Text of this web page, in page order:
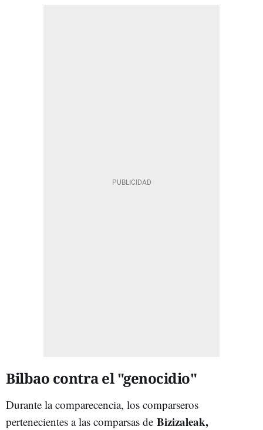
Bilbao contra el "genocidio"
Durante la comparecencia, los comparseros
pertenecientes a las comparsas de Bizizaleak,